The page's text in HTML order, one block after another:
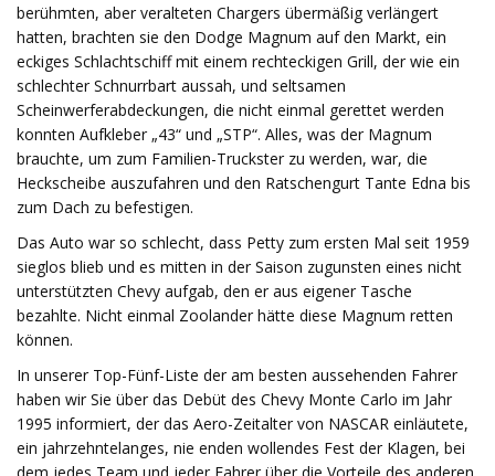
berühmten, aber veralteten Chargers übermäßig verlängert
hatten, brachten sie den Dodge Magnum auf den Markt, ein
eckiges Schlachtschiff mit einem rechteckigen Grill, der wie ein
schlechter Schnurrbart aussah, und seltsamen
Scheinwerferabdeckungen, die nicht einmal gerettet werden
konnten Aufkleber „43“ und „STP“. Alles, was der Magnum
brauchte, um zum Familien-Truckster zu werden, war, die
Heckscheibe auszufahren und den Ratschengurt Tante Edna bis
zum Dach zu befestigen.
Das Auto war so schlecht, dass Petty zum ersten Mal seit 1959
sieglos blieb und es mitten in der Saison zugunsten eines nicht
unterstützten Chevy aufgab, den er aus eigener Tasche
bezahlte. Nicht einmal Zoolander hätte diese Magnum retten
können.
In unserer Top-Fünf-Liste der am besten aussehenden Fahrer
haben wir Sie über das Debüt des Chevy Monte Carlo im Jahr
1995 informiert, der das Aero-Zeitalter von NASCAR einläutete,
ein jahrzehntelanges, nie enden wollendes Fest der Klagen, bei